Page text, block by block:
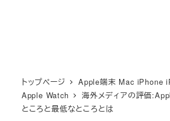
トップページ
Apple端末 Mac iPhone
Apple Watch
海外メディアの評価
ところと最低なところとは